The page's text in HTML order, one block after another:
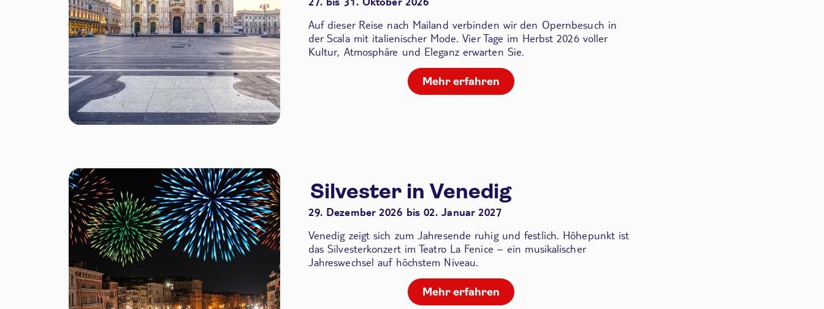
Auf dieser Reise nach Mailand verbinden wir den Opernbesuch in
der Scalamit italienischer Mode. Vier Tage im Herbst 2026 voller
Kultur, Atmosphäre und Eleganz erwarten Sie.
Mehr erfahren
Silvester in Venedig
29. Dezember 2026 bis 02. Januar 2027
Venedig zeigt sich zum Jahresende ruhig und festlich. Höhepunkt ist
das Silvesterkonzert im Teatro La Fenice – ein musikalischer
Jahreswechsel auf höchstem Niveau.
Mehr erfahren